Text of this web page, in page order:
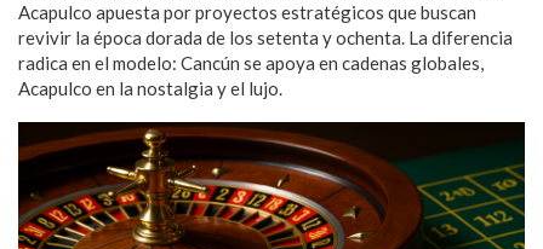
Acapulco apuesta por proyectos estratégicos que buscan
revivir la época dorada de los setenta y ochenta. La diferencia
radica en el modelo: Cancún se apoya en cadenas globales,
Acapulco en la nostalgia y el lujo.